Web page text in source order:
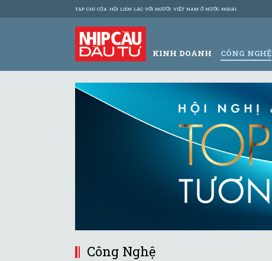
TẠP CHÍ CỦA HỘI LIÊN LẠC VỚI NGƯỜI VIỆT NAM Ở NƯỚC NGOÀI
KINH DOANH CÔNG NGHỆ
Công Nghệ